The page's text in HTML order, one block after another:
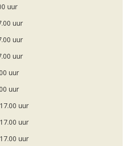
uur
uur
uur
uur
uur
uur
uur
uur
uur